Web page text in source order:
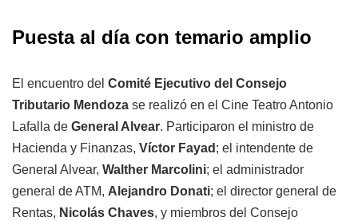
Puesta al día con temario amplio
El encuentro del Comité Ejecutivo del Consejo
Tributario Mendoza se realizó en el Cine Teatro Antonio
Lafalla de General Alvear. Participaron el ministro de
Hacienda y Finanzas, Víctor Fayad ; el intendente de
General Alvear, Walther Marcolini; el administrador
general de ATM, Alejandro Donati; el director general de
Rentas, Nicolás Chaves, y miembros del Consejo